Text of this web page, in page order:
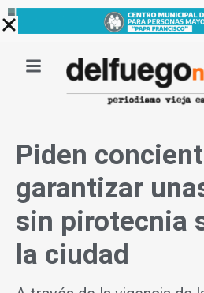
Ir
al
Piden
garantizar
sin pirotecnia
la ciudad